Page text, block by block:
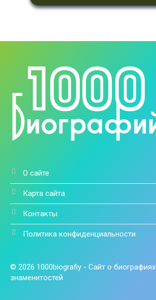
О сайте
Карта сайта
Контакты
Политика конфиденциальности
© 2026 1000biografiy - Сайт о биографиях
знаменитостей